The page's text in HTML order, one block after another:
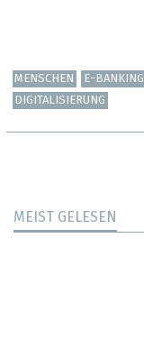
MENSCHEN E-BANKING
DIGITALISIERUNG
MEIST GELESEN